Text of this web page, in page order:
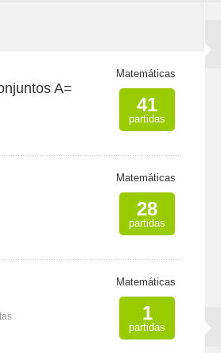
A=
Matemáticas
41
partidas
Matemáticas
28
partidas
Matemáticas
1
partidas